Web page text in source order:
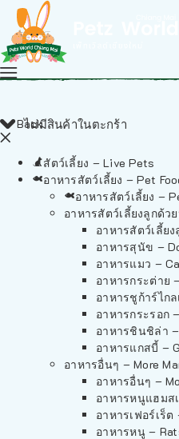
ไม่มีสินค้าในตะกร้า
Back
สัตว์เลี้ยง – Live Pets
อาหารสัตว์เลี้ยง – Pet
อาหารสัตว์เลี้ยง –
อาหารสัตว์เลี้ยงลูกด้ว
อาหารสัตว์เลี้ย
อาหารสุนัข –
อาหารแมว –
อาหารกระต่าย
อาหารชูก้าร์ไก
อาหารกระรอก
อาหารชินชิล่า
อาหารแกสบี้ –
อาหารอื่นๆ – More
อาหารอื่นๆ –
อาหารหนูแฮมส
อาหารเฟอร์เร็ต
อาหารหนู –